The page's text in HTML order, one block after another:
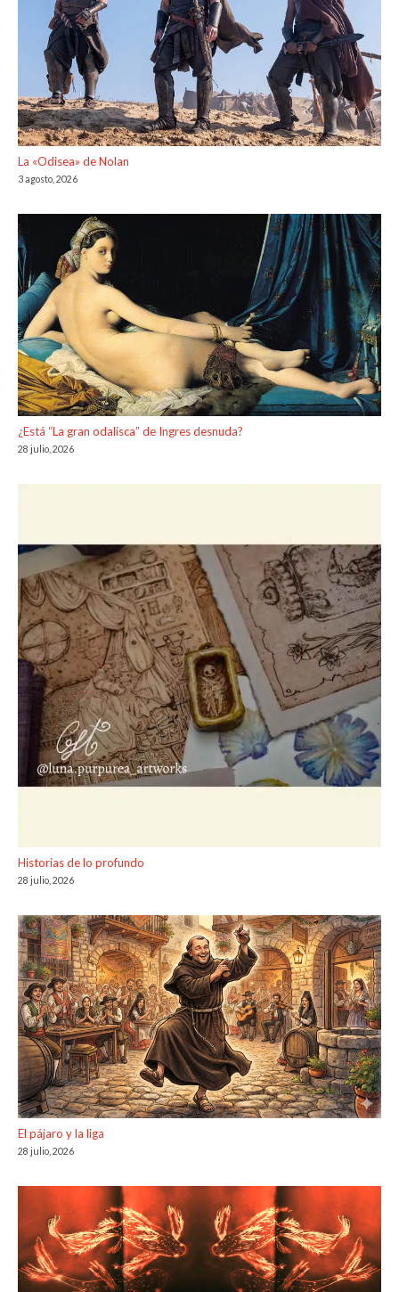
La «Odisea» de Nolan
3 agosto, 2026
¿Está “La gran odalisca” de Ingres desnuda?
28 julio, 2026
Historias de lo profundo
28 julio, 2026
El pájaro y la liga
28 julio, 2026